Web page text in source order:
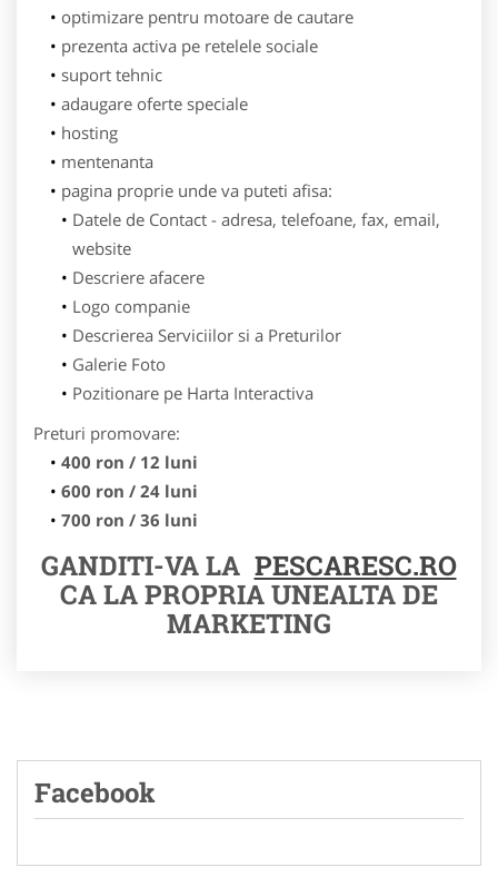
optimizare pentru motoare de cautare
prezenta activa pe retelele sociale
suport tehnic
adaugare oferte speciale
hosting
mentenanta
pagina proprie unde va puteti afisa:
Datele de Contact - adresa, telefoane, fax, email,
website
Descriere afacere
Logo companie
Descrierea Serviciilor si a Preturilor
Galerie Foto
Pozitionare pe Harta Interactiva
Preturi promovare:
400 ron / 12 luni
600 ron / 24 luni
700 ron / 36 luni
GANDITI-VA LA PESCARESC.RO
CA LA PROPRIA UNEALTA DE
MARKETING
Facebook